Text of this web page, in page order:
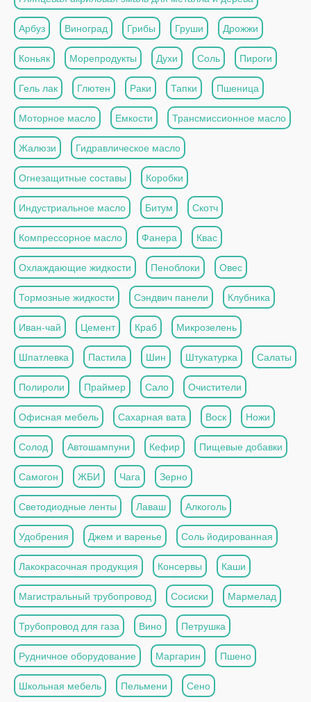
Арбуз Виноград Грибы Груши Дрожжи
Коньяк Морепродукты Духи Соль Пироги
Гель лак Глютен Раки Тапки Пшеница
Моторное масло Емкости Трансмиссионное масло
Жалюзи Гидравлическое масло
Огнезащитные составы Коробки
Индустриальное масло Битум Скотч
Компрессорное масло Фанера Квас
Охлаждающие жидкости Пеноблоки Овес
Тормозные жидкости Сэндвич панели Клубника
Иван-чай Цемент Краб Микрозелень
Шпатлевка Пастила Шин Штукатурка Салаты
Полироли Праймер Сало Очистители
Офисная мебель Сахарная вата Воск Ножи
Солод Автошампуни Кефир Пищевые добавки
Самогон ЖБИ Чага Зерно
Светодиодные ленты Лаваш Алкоголь
Удобрения Джем и варенье Соль йодированная
Лакокрасочная продукция Консервы Каши
Магистральный трубопровод Сосиски Мармелад
Трубопровод для газа Вино Петрушка
Рудничное оборудование Маргарин Пшено
Школьная мебель Пельмени Сено